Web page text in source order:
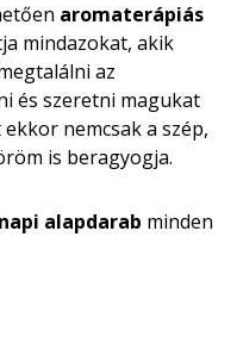
aromaterápiás
mindazokat, akik
az
és szeretni magukat
nemcsak a szép,
is beragyogja.
alapdarab minden